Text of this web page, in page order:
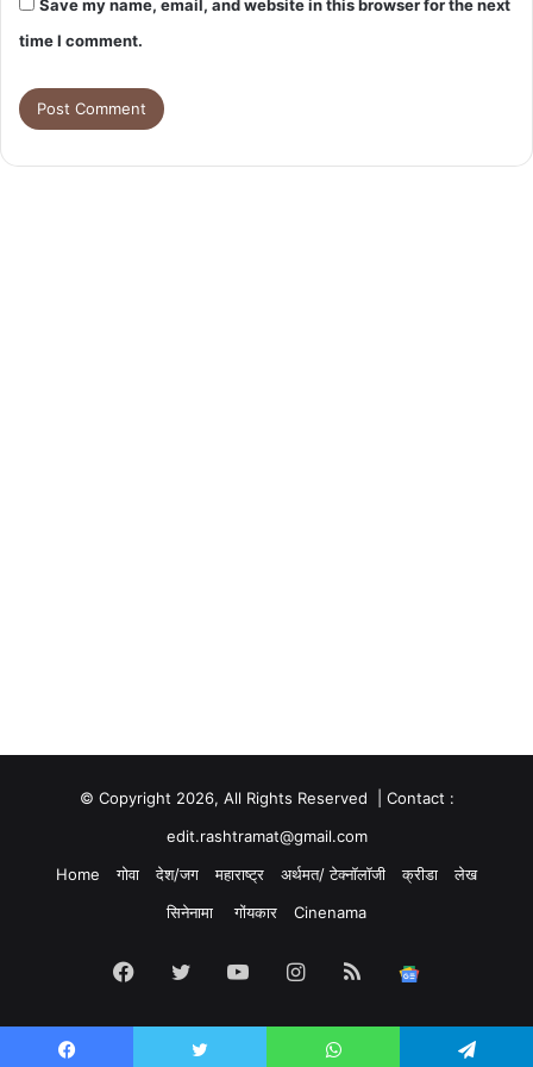
Save my name, email, and website in this browser for the next
time I comment.
© Copyright 2026, All Rights Reserved | Contact :
edit.rashtramat@gmail.com
Home
गोवा देश/जग महाराष्ट्र अर्थमत/ टेक्नॉलॉजी क्रीडा
लेख
सिनेनामा
गोंयकार Cinenama
Facebook
TwitterYouTubeInstagram
RSS
News